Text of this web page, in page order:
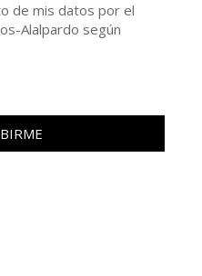
de mis datos por el
Alalpardo según